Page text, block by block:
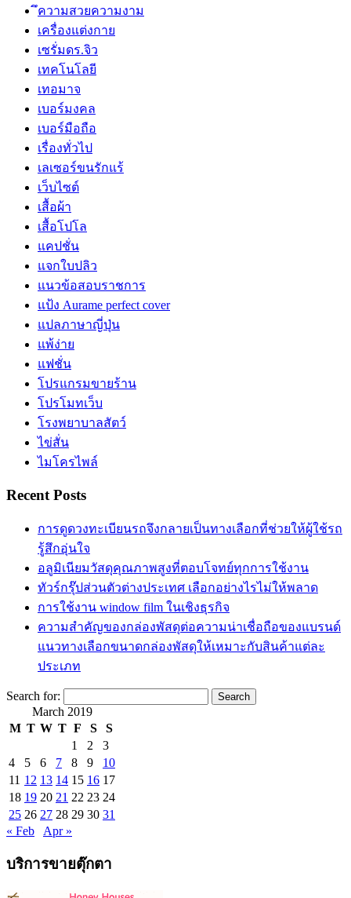
ึความสวยความงาม
เครื่องแต่งกาย
เซรั่มดร.จิว
เทคโนโลยี
เทอมาจ
เบอร์มงคล
เบอร์มือถือ
เรื่องทั่วไป
เลเซอร์ขนรักแร้
เว็บไซต์
เสื้อผ้า
เสื้อโปโล
แคปชั่น
แจกใบปลิว
แนวข้อสอบราชการ
แป้ง Aurame perfect cover
แปลภาษาญี่ปุ่น
แพ้ง่าย
แฟชั่น
โปรแกรมขายร้าน
โปรโมทเว็บ
โรงพยาบาลสัตว์
ไข่สั่น
ไมโครไพล์
Recent Posts
การดูดวงทะเบียนรถจึงกลายเป็นทางเลือกที่ช่วยให้ผู้ใช้รถ
รู้สึกอุ่นใจ
อลูมิเนียมวัสดุคุณภาพสูงที่ตอบโจทย์ทุกการใช้งาน
ทัวร์กรุ๊ปส่วนตัวต่างประเทศ เลือกอย่างไรไม่ให้พลาด
การใช้งาน window film ในเชิงธุรกิจ
ความสำคัญของกล่องพัสดุต่อความน่าเชื่อถือของแบรนด์
แนวทางเลือกขนาดกล่องพัสดุให้เหมาะกับสินค้าแต่ละ
ประเภท
Search for:
March 2019
M T W T F S
S
1
2
3
4
5 6 7 8 9
10
11 12 13 14 15 16 17
18 19 20 21 22 23 24
25 26 27 28 29 30 31
« Feb
Apr »
บริการขายตุ๊กตา